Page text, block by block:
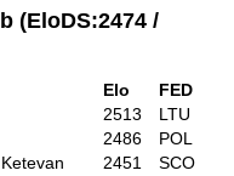
(EloDS:2474 /
Elo
FED
2513
LTU
2486
POL
2451
SCO